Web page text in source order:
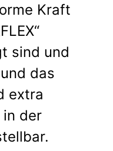
Kraft
sind und
das
extra
in der